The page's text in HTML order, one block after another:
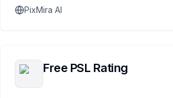
PixMira AI
Free PSL Rating